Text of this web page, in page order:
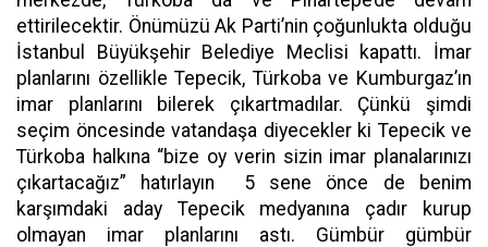
ettirilecektir. Önümüzü Ak Parti’nin çoğunlukta olduğu
İstanbul Büyükşehir Belediye Meclisi kapattı. İmar
planlarını özellikle Tepecik, Türkoba ve Kumburgaz’ın
imar planlarını bilerek çıkartmadılar. Çünkü şimdi
seçim öncesinde vatandaşa diyecekler ki Tepecik ve
Türkoba halkına “bize oy verin sizin imar planalarınızı
çıkartacağız” hatırlayın 5 sene önce de benim
karşımdaki aday Tepecik medyanına çadır kurup
olmayan imar planlarını astı. Gümbür gümbür